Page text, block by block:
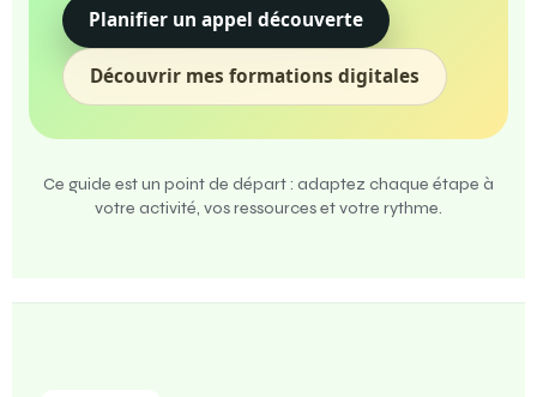
Planifier un appel découverte
Découvrir mes formations digitales
Ce guide est un point de départ : adaptez chaque étape à
votre activité, vos ressources et votre rythme.